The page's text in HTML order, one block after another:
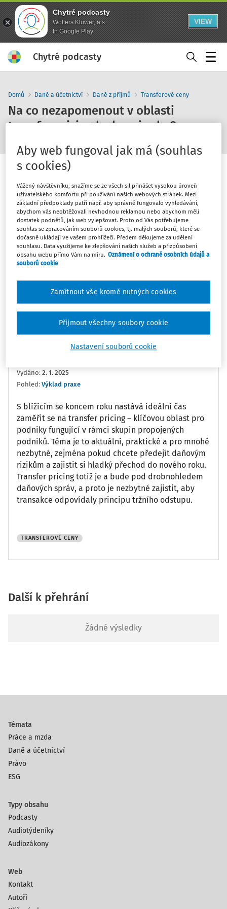
Chytré podcasty
Wolters Kluwer, a.s.
In Google Play
VIEW
Chytré podcasty
Domů Daně a účetnictví Daně z příjmů Transferové ceny
Na co nezapomenout v oblasti
transfer pricing ke konci roku?
0:00 02:26
10 30 1x
Sledovat
Přepis
Vydáno: 2. 1. 2025
Pohled: Výklad praxe
S blížícím se koncem roku nastává ideální čas
zaměřit se na transfer pricing – klíčovou oblast pro
podniky fungující v rámci skupin propojených
podniků. Téma je to aktuální, praktické a pro mnohé
nezbytné, zejména pokud chcete předejít daňovým
rizikům a zajistit si hladký přechod do nového roku.
Transfer pricing totiž je a bude pod drobnohledem
daňových správ, a proto je nezbytné zajistit, aby
transakce odpovídaly principu tržního odstupu.
TRANSFEROVÉ CENY
Další k přehrání
Žádné výsledky
Témata
Práce a mzda
Daně a účetnictví
Právo
ESG
Typy obsahu
Podcasty
Audiotýdeníky
Audiozákony
Web
Kontakt
Autoři
Aby web fungoval jak má (souhlas
s cookies)
Vážený návštěvníku, snažíme se ze všech sil přinášet vysokou úroveň
uživatelského komfortu při používání našich webových stránek. Mezi
základní předpoklady patří např. aby správně fungovalo vyhledávání,
abychom vás neobtěžovali nevhodnou reklamou nebo abychom měli
dostatek podnětů, jak web vylepšovat. Proto od Vás potřebujeme
souhlas se zpracováním souborů cookies, tj. malých souborů, které se
dočasně ukládají ve vašem prohlížeči. Předem děkujeme za udělení
souhlasu. Data využijeme ke zlepšování našich služeb a přizpůsobení
obsahu webu přímo Vám na míru. Oznámení o ochraně osobních údajů a
souborů cookie
Nastavení souborů cookie
Zamítnout vše kromě nutných cookies
Přijmout všechny soubory cookie